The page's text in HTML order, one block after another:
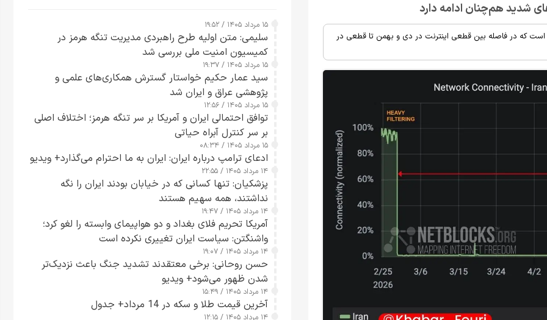
شدید هم‌چنان ادامه دارد
که در فاصله بین قطعی اینترنت در دی و بهمن تا قطعی در
۱۵ مرداد ۱۴۰۵ / ۱۹:۵۲
سلیمی: متن اولیه طرح راهبردی مدیریت تنگه هرمز در
کمیسیون امنیت ملی بررسی شد
۱۵ مرداد ۱۴۰۵ / ۱۹:۳۷
سید عمار حکیم خواستار گسترش همکاری‌های علمی و
پژوهشی عراق و ایران شد
۱۵ مرداد ۱۴۰۵ / ۱۲:۵۶
توافق احتمالی ایران و آمریکا بر سر تنگه هرمز؛ اختلاف اصلی
بر سر کنترل آبراه حیاتی
۱۵ مرداد ۱۴۰۵ / ۰۸:۳۴
ادعای ترامپ درباره ایران: ایران به ما احترام می‌گذارد+ ویدیو
۱۴ مرداد ۱۴۰۵ / ۲۲:۵۵
پزشکیان: تنها کسانی که در خیابان بودند ایران را نگه
نداشتند، همه سهیم هستند
۱۴ مرداد ۱۴۰۵ / ۱۹:۴۷
آمریکا تحریم فلای بغداد و دو هواپیمای وابسته را لغو کرد؛
واشنگتن: سیاست ایران تغییری نکرده است
۱۴ مرداد ۱۴۰۵ / ۱۹:۰۷
حسن روحانی: برخی معتقدند تشدید جنگ باعث نزدیک‌تر
شدن ظهور می‌شود+ ویدیو
۱۴ مرداد ۱۴۰۵ / ۱۵:۴۹
آخرین قیمت طلا و سکه در 14 مرداد+ جدول
۱۴ مرداد ۱۴۰۵ / ۱۲:۱۵